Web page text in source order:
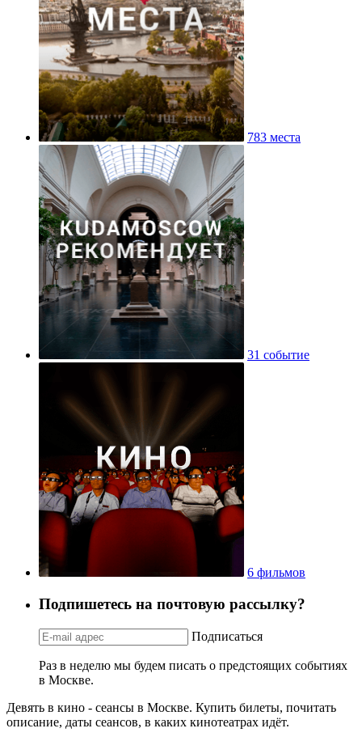
783 места
31 событие
6 фильмов
Подпишетесь на почтовую рассылку?
Подписаться
Раз в неделю мы будем писать о предстоящих событиях
в Москве.
Девять в кино - сеансы в Москве. Купить билеты, почитать
описание, даты сеансов, в каких кинотеатрах идёт.